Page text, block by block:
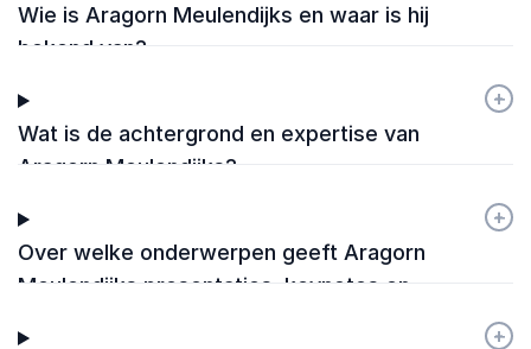
Wie is Aragorn Meulendijks en waar is hij
bekend van?
Wat is de achtergrond en expertise van
Aragorn Meulendijks?
+
-
Over welke onderwerpen geeft Aragorn
Meulendijks presentaties, keynotes en
+
-
+
-